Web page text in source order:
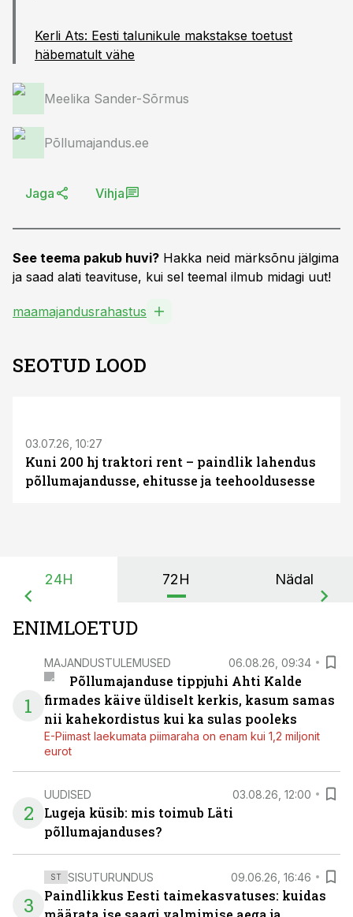
Kerli Ats: Eesti talunikule makstakse toetust
häbematult vähe
Meelika Sander-Sõrmus
Põllumajandus.ee
Jaga Vihja
See teema pakub huvi? Hakka neid märksõnu jälgima
ja saad alati teavituse, kui sel teemal ilmub midagi uut!
maamajandusrahastus
SEOTUD LOOD
03.07.26, 10:27
Kuni 200 hj traktori rent – paindlik lahendus
põllumajandusse, ehitusse ja teehooldusesse
24H 72H Nädal
ENIMLOETUD
1
MAJANDUSTULEMUSED 06.08.26, 09:34
Põllumajanduse tippjuhi Ahti Kalde
firmades käive üldiselt kerkis, kasum samas
nii kahekordistus kui ka sulas pooleks
E-Piimast laekumata piimaraha on enam kui 1,2 miljonit
eurot
2
UUDISED 03.08.26, 12:00
Lugeja küsib: mis toimub Läti
põllumajanduses?
3
ST SISUTURUNDUS 09.06.26, 16:46
Paindlikkus Eesti taimekasvatuses: kuidas